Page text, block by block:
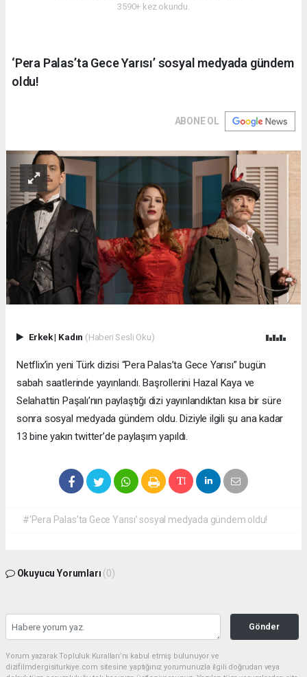
3590+ kez okundu.
‘Pera Palas’ta Gece Yarısı’ sosyal medyada gündem
oldu!
ABONE OL
Erkek| Kadın (Haberi Sesli Oku)
Netflix’in yeni Türk dizisi “Pera Palas’ta Gece Yarısı” bugün
sabah saatlerinde yayınlandı. Başrollerini Hazal Kaya ve
Selahattin Paşalı’nın paylaştığı dizi yayınlandıktan kısa bir süre
sonra sosyal medyada gündem oldu. Diziyle ilgili şu ana kadar
13 bine yakın twitter’de paylaşım yapıldı.
#‘Pera Palas’ta Gece Yarısı’ sosyal medyada gündem oldu!
Okuyucu Yorumları (0)
Gönder
Yorum yazarak Topluluk Kuralları’nı kabul etmiş bulunuyor ve
dizifilmdergisiturkiye.com sitesine yaptığınız yorumunuzla ilgili doğrudan veya